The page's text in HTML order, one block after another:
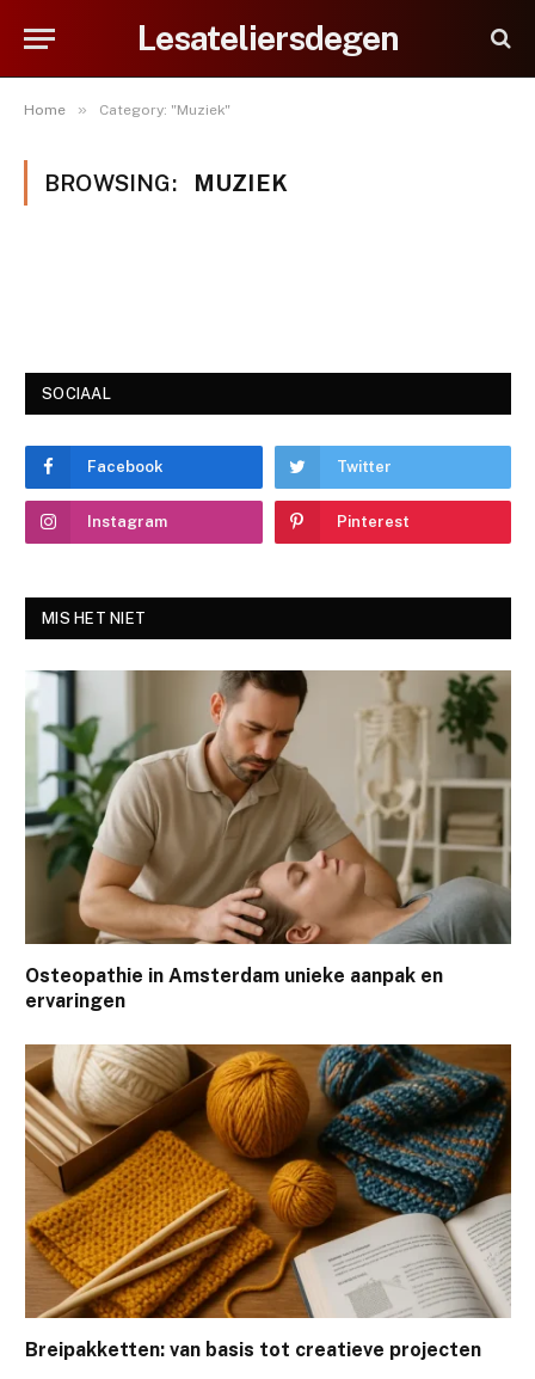
Lesateliersdegen
Home » Category: "Muziek"
BROWSING: MUZIEK
SOCIAAL
Facebook Twitter
Instagram Pinterest
MIS HET NIET
Osteopathie in Amsterdam unieke aanpak en
ervaringen
Breipakketten: van basis tot creatieve projecten